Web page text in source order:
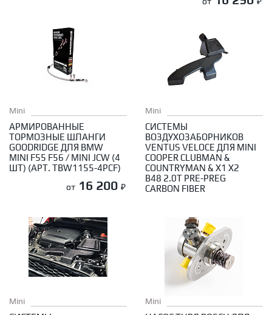
Mini
АРМИРОВАННЫЕ
ТОРМОЗНЫЕ ШЛАНГИ
GOODRIDGE ДЛЯ BMW
MINI F55 F56 / MINI JCW (4
ШТ) (АРТ. TBW1155-4PCF)
от 16 200 ₽
Mini
СИСТЕМЫ
ВОЗДУХОЗАБОРНИКОВ
VENTUS VELOCE ДЛЯ MINI
COOPER CLUBMAN &
COUNTRYMAN & X1 X2
B48 2.0T PRE-PREG
CARBON FIBER
Mini Mini